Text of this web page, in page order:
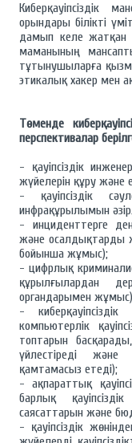
Киберқауіпсіздік
орындары білікті
дамып келе жатқан
маманының
тұтынушыларға
этикалық хакер мен
Төменде
перспективалар
- қауіпсіздік
жүйелерін құру және
- қауіпсіздік
инфрақұрылымын
- инциденттерге
және осалдықтарды
бойынша жұмыс);
- цифрлық
құрылғылардан
органдарымен
-
компьютерлік
топтарын
үйлестіреді және
қамтамасыз етеді);
- ақпараттық
барлық
саясаттарын және
- қауіпсіздік